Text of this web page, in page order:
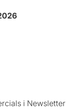
i Newsletter